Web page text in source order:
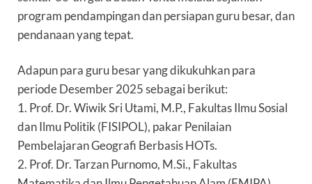
program pendampingan dan persiapan guru besar, dan
pendanaan yang tepat.
Adapun para guru besar yang dikukuhkan para
periode Desember 2025 sebagai berikut:
1. Prof. Dr. Wiwik Sri Utami, M.P., Fakultas Ilmu Sosial
dan Ilmu Politik (FISIPOL), pakar Penilaian
Pembelajaran Geografi Berbasis HOTs.
2. Prof. Dr. Tarzan Purnomo, M.Si., Fakultas